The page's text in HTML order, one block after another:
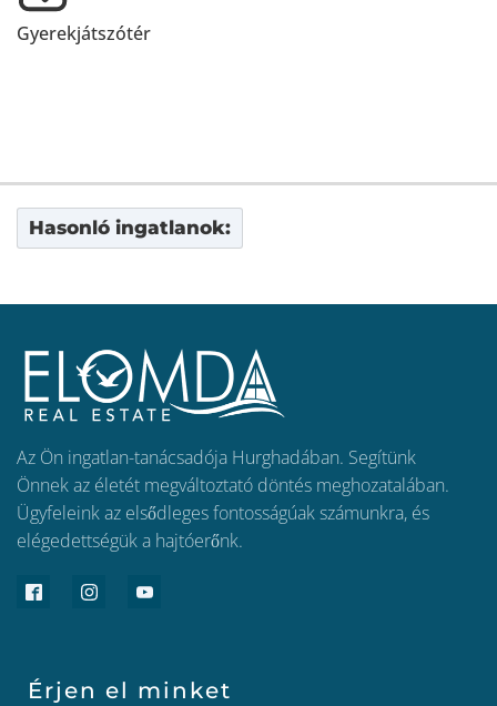
Gyerekjátszótér
Hasonló ingatlanok:
Az Ön ingatlan-tanácsadója Hurghadában. Segítünk
Önnek az életét megváltoztató döntés meghozatalában.
Ügyfeleink az elsődleges fontosságúak számunkra, és
elégedettségük a hajtóerőnk.
Érjen el minket